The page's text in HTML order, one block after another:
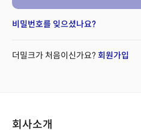
비밀번호를 잊으셨나요?
더밀크가 처음이신가요? 회원가입
회사소개